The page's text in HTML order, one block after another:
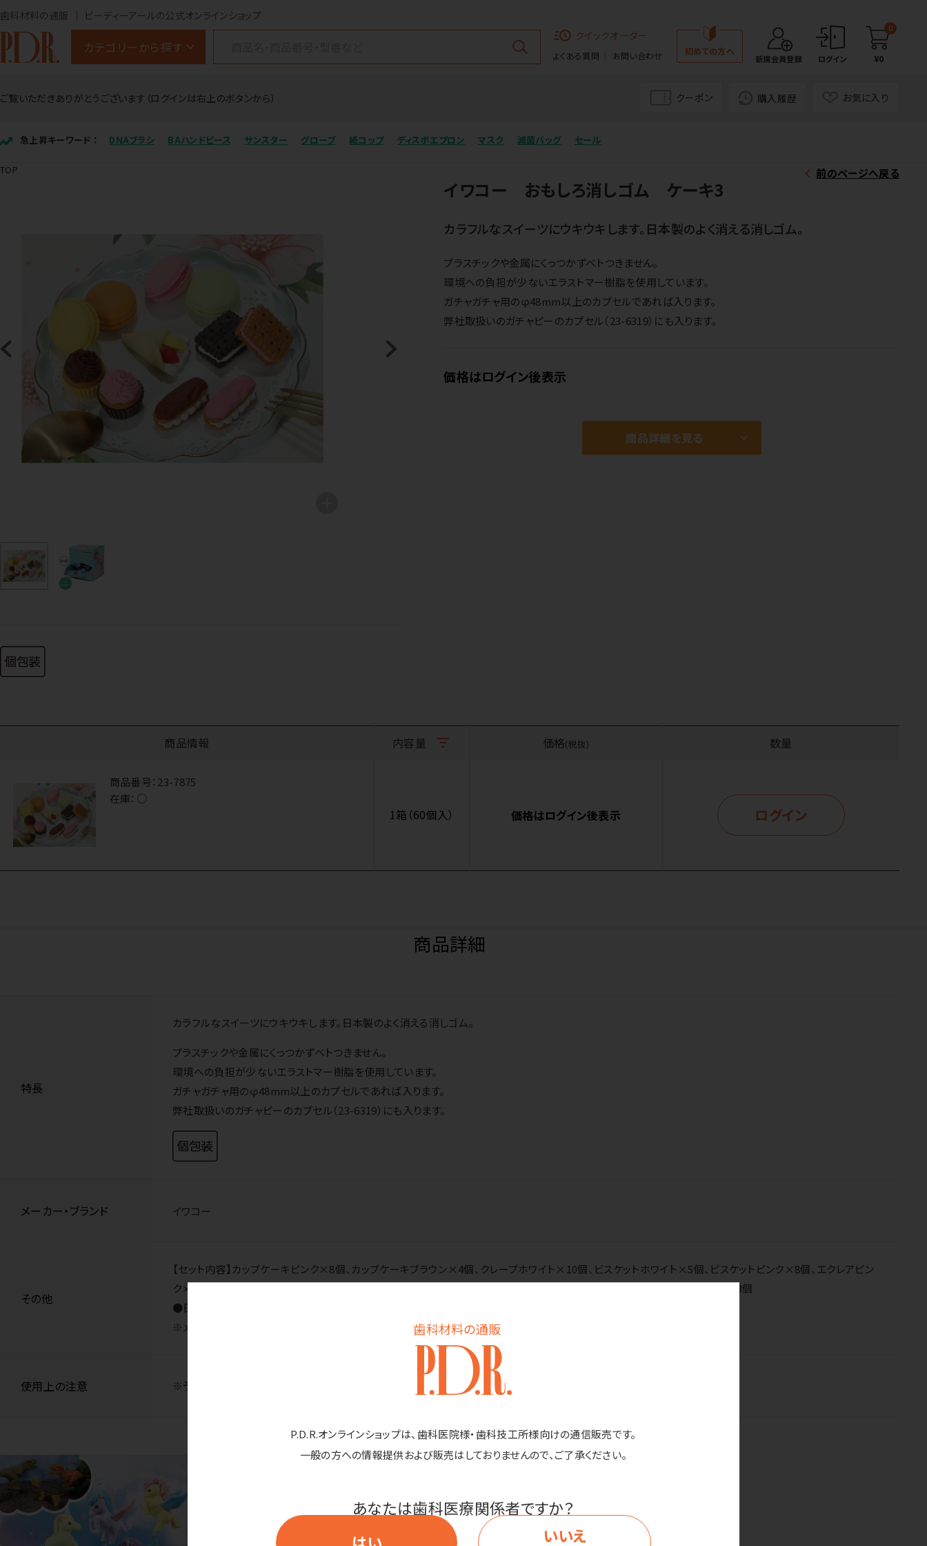
歯科材料の通販
P.D.R.オンラインショップは、歯科医院様・歯科技工所様向けの通信販売です。
一般の方への情報提供および販売はしておりませんので、ご了承ください。
あなたは歯科医療関係者ですか？
いいえ
歯科材料の通販 ピーディーアールの公式オンラインショップ
カテゴリーから探す
クイックオーダー
よくある質問 お問い合わせ 初めての方へ
新規会員登録 ログイン
0
¥0
ご覧いただきありがとうございます（ログインは右上のボタンから） クーポン 購入履歴 お気に入り
急上昇キーワード ： DNAブラシ BAハンドピース サンスター グローブ 紙コップ ディスポエプロン マスク 滅菌バッグ セール
TOP 前のページへ戻る
イワコー おもしろ消しゴム ケーキ3
カラフルなスイーツにウキウキします。日本製のよく消える消しゴム。
プラスチックや金属にくっつかずベトつきません。
環境への負担が少ないエラストマー樹脂を使用しています。
ガチャガチャ用のφ48mm以上のカプセルであれば入ります。
弊社取扱いのガチャピーのカプセル（23-6319）にも入ります。
価格はログイン後表示
商品詳細を見る
商品情報 内容量 価格(税抜) 数量
商品番号： 23-7875
在庫： ○
1箱（60個入） 価格はログイン後表示 ログイン
商品詳細
特長
カラフルなスイーツにウキウキします。日本製のよく消える消しゴム。
プラスチックや金属にくっつかずベトつきません。
環境への負担が少ないエラストマー樹脂を使用しています。
ガチャガチャ用のφ48mm以上のカプセルであれば入ります。
弊社取扱いのガチャピーのカプセル（23-6319）にも入ります。
メーカー・ブランド イワコー
その他
【セット内容】カップケーキピンク×8個、カップケーキブラウン×4個、クレープホワイト×10個、ビスケットホワイト×5個、ビスケットピンク×8個、エクレアピン
ク×3個、エクレアブラウン×3個、マカロンピンク×10個、マカロンオレンジ×3個、マカロンイエロー×3個、マカロングリーン×3個
●日本製
※メーカーはPL保険法に加入済みです。
使用上の注意 ※予告なくパッケージやけしごむの色や種類、数の内訳が変更になる場合がございますのでご了承ください。